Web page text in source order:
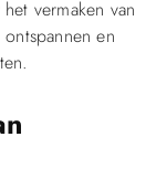
vermaken van
en